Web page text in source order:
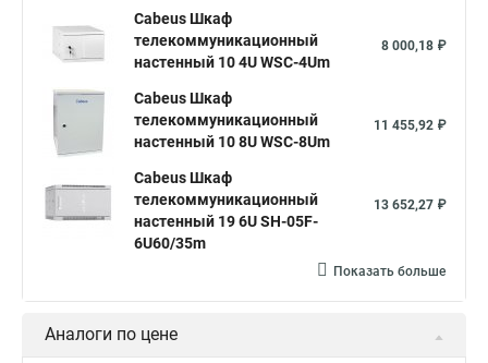
Cabeus Шкаф
телекоммуникационный
настенный 10 4U WSC-4Um
8 000,18 ₽
Cabeus Шкаф
телекоммуникационный
настенный 10 8U WSC-8Um
11 455,92 ₽
Cabeus Шкаф
телекоммуникационный
настенный 19 6U SH-05F-
6U60/35m
13 652,27 ₽
Показать больше
Аналоги по цене